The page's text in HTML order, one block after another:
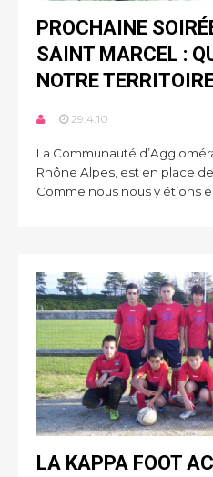
PROCHAINE
SAINT MARCEL :
NOTRE
29.4.10
La Communauté
Rhône Alpes, est en place
Comme nous nous y étions
LA KAPPA FOOT